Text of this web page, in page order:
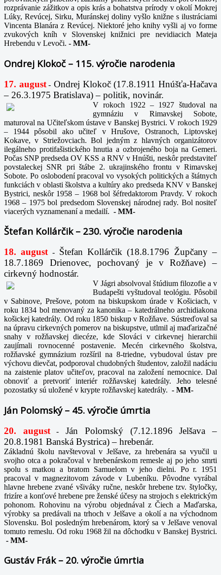
rozprávanie zážitkov a opis krás a bohatstva prírody v okolí Mokrej
Lúky, Revúcej, Sirku, Muránskej doliny vyšlo knižne s ilustráciami
Vincenta Blanára z Revúcej. Niektoré jeho knihy vyšli aj vo forme
zvukových kníh v Slovenskej knižnici pre nevidiacich Mateja
Hrebendu v Levoči. - MM-
Ondrej Klokoč – 115. výročie narodenia
17. august- Ondrej Klokoč (17.8.1911 Hnúšťa-Hačava
– 26.3.1975 Bratislava) – politik, novinár.
V rokoch 1922 – 1927 študoval na
gymnáziu v Rimavskej Sobote,
maturoval na Učiteľskom ústave v Banskej Bystrici. V rokoch 1929
– 1944 pôsobil ako učiteľ v Hrušove, Ostranoch, Liptovskej
Kokave, v Striežovciach. Bol jedným z hlavných organizátorov
ilegálneho protifašistického hnutia a ozbrojeného boja na Gemeri.
Počas SNP predseda OV KSS a RNV v Hnúšti, neskôr predstaviteľ
povstaleckej SNR pri štábe 2. ukrajinského frontu v Rimavskej
Sobote. Po oslobodení pracoval vo vysokých politických a štátnych
funkciách v oblasti školstva a kultúry ako predseda KNV v Banskej
Bystrici, neskôr 1958 – 1968 bol šéfredaktorom Pravdy. V rokoch
1968 – 1975 bol predsedom Slovenskej národnej rady. Bol nositeľ
viacerých vyznamenaní a medailí. - MM-
Štefan Kollárčik – 230. výročie narodenia
18. august -
Štefan Kollárčik (18.8.1796 Župčany –
18.7.1869 Drienovec, pochovaný je v Rožňave) –
cirkevný hodnostár.
V Jágri absolvoval štúdium filozofie a v
Budapešti vyštudoval teológiu. Pôsobil
v Sabinove, Prešove, potom na biskupskom úrade v Košiciach, v
roku 1834 bol menovaný za kanonika – katedrálneho archidiakona
košickej katedrály. Od roku 1850 biskup v Rožňave. Sústreďoval sa
na úpravu cirkevných pomerov na biskupstve, utlmil aj maďarizačné
snahy v rožňavskej diecéze, kde Slováci v cirkevnej hierarchii
zaujímali rovnocenné postavenie. Mecén cirkevného školstva,
rožňavské gymnázium rozšíril na 8-triedne, vybudoval ústav pre
výchovu dievčat, podporoval chudobných študentov, založil nadáciu
na zaistenie platov učiteľov, pracoval na založení nemocnice. Dal
obnoviť a pretvoriť interiér rožňavskej katedrály. Jeho telesné
pozostatky sú uložené v krypte rožňavskej katedrály. - MM-
Ján Polomský – 45. výročie úmrtia
20. august-
Ján Polomský (7.12.1896 Jelšava –
20.8.1981 Banská Bystrica) – hrebenár.
Základnú školu navštevoval v Jelšave, za hrebenára sa vyučil u
svojho otca a pokračoval v hrebenárskom remesle aj po jeho smrti
spolu s matkou a bratom Samuelom v jeho dielni. Po r. 1951
pracoval v magnezitovom závode v Lubeníku. Pôvodne vyrábal
hlavne hrebene zvané všiváky ručne, neskôr hrebene tzv. štyločky,
frizíre a konťové hrebene pre ženské účesy na strojoch s elektrickým
pohonom. Rohovinu na výrobu objednával z Čiech a Maďarska,
výrobky sa predávali na trhoch v Jelšave a okolí a na východnom
Slovensku. Bol posledným hrebenárom, ktorý sa v Jelšave venoval
tomuto remeslu. Od roku 1968 žil na dôchodku v Banskej Bystrici.
- MM-
Gustáv Frák – 20. výročie úmrtia